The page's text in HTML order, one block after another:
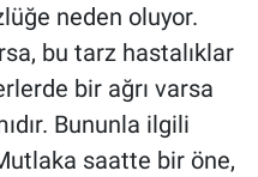
neden oluyor.
bu tarz hastalıklar
bir ağrı varsa
Bununla ilgili
saatte bir öne,